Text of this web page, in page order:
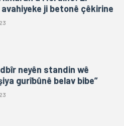
avahiyeke ji betonê çêkirine
neyên standin wê
gurîbûnê belav bibe”